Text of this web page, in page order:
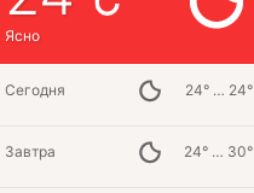
Ясно
Сегодня 24° … 24°
Завтра 24° … 30°